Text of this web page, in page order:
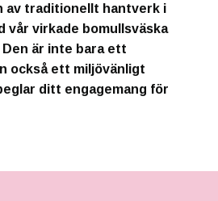
av traditionellt hantverk i
vår virkade bomullsväska
är inte bara ett
också ett miljövänligt
ditt engagemang för